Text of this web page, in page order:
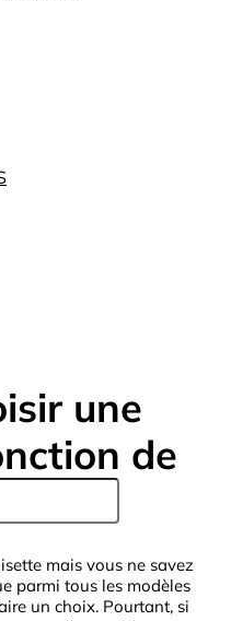
une
de
mais vous ne savez
parmi tous les modèles
un choix. Pourtant, si